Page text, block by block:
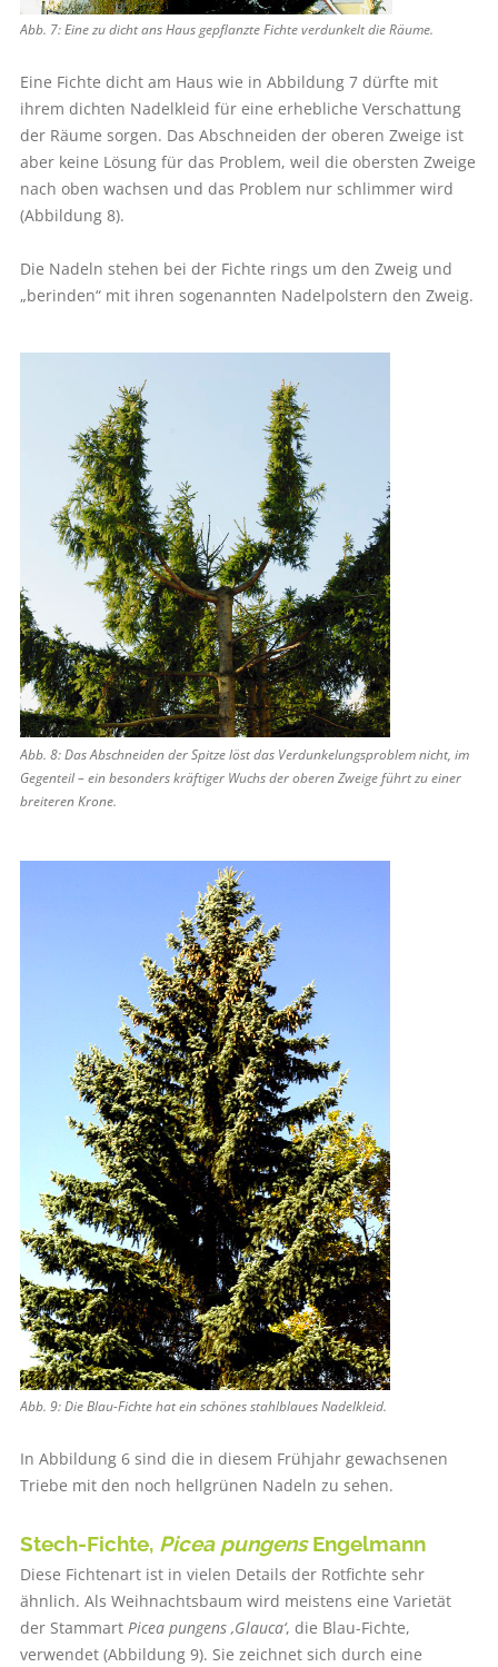
Abb. 7: Eine zu dicht ans Haus gepflanzte Fichte verdunkelt die Räume.
Eine Fichte dicht am Haus wie in Abbildung 7 dürfte mit
ihrem dichten Nadelkleid für eine erhebliche Verschattung
der Räume sorgen. Das Abschneiden der oberen Zweige ist
aber keine Lösung für das Problem, weil die obersten Zweige
nach oben wachsen und das Problem nur schlimmer wird
(Abbildung 8).
Die Nadeln stehen bei der Fichte rings um den Zweig und
„berinden“ mit ihren sogenannten Nadelpolstern den Zweig.
Abb. 8: Das Abschneiden der Spitze löst das Verdunkelungsproblem nicht, im
Gegenteil – ein besonders kräftiger Wuchs der oberen Zweige führt zu einer
breiteren Krone.
Abb. 9: Die Blau-Fichte hat ein schönes stahlblaues Nadelkleid.
In Abbildung 6 sind die in diesem Frühjahr gewachsenen
Triebe mit den noch hellgrünen Nadeln zu sehen.
Stech-Fichte, Picea pungensEngelmann
Diese Fichtenart ist in vielen Details der Rotfichte sehr
ähnlich. Als Weihnachtsbaum wird meistens eine Varietät
der Stammart Picea pungens ‚Glauca‘, die Blau-Fichte,
verwendet (Abbildung 9). Sie zeichnet sich durch eine